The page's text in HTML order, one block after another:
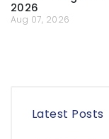
2026
Aug 07, 2026
Latest Posts